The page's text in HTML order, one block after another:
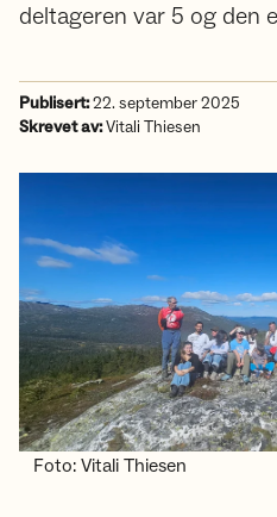
deltageren var 5 og den
Publisert:22. september 2025
Skrevet av:Vitali Thiesen
Foto: Vitali Thiesen